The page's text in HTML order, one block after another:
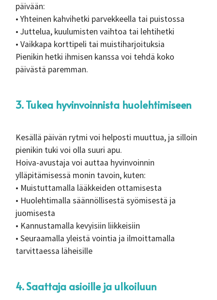
päivään:
• Yhteinen kahvihetki parvekkeella tai puistossa
• Juttelua, kuulumisten vaihtoa tai lehtihetki
• Vaikkapa korttipeli tai muistiharjoituksia
Pienikin hetki ihmisen kanssa voi tehdä koko
päivästä paremman.
3. Tukea hyvinvoinnista huolehtimiseen
Kesällä päivän rytmi voi helposti muuttua, ja silloin
pienikin tuki voi olla suuri apu.
Hoiva-avustaja voi auttaa hyvinvoinnin
ylläpitämisessä monin tavoin, kuten:
• Muistuttamalla lääkkeiden ottamisesta
• Huolehtimalla säännöllisestä syömisestä ja
juomisesta
• Kannustamalla kevyisiin liikkeisiin
• Seuraamalla yleistä vointia ja ilmoittamalla
tarvittaessa läheisille
4. Saattaja asioille ja ulkoiluun